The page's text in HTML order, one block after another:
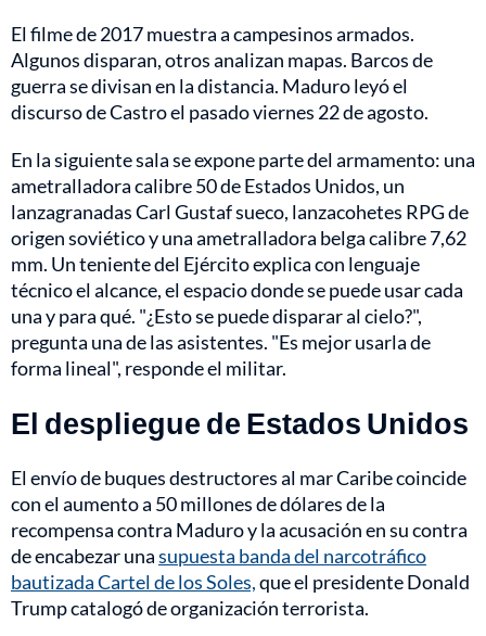
El filme de 2017 muestra a campesinos armados.
Algunos disparan, otros analizan mapas. Barcos de
guerra se divisan en la distancia. Maduro leyó el
discurso de Castro el pasado viernes 22 de agosto.
En la siguiente sala se expone parte del armamento: una
ametralladora calibre 50 de Estados Unidos, un
lanzagranadas Carl Gustaf sueco, lanzacohetes RPG de
origen soviético y una ametralladora belga calibre 7,62
mm. Un teniente del Ejército explica con lenguaje
técnico el alcance, el espacio donde se puede usar cada
una y para qué. "¿Esto se puede disparar al cielo?",
pregunta una de las asistentes. "Es mejor usarla de
forma lineal", responde el militar.
El despliegue de Estados Unidos
El envío de buques destructores al mar Caribe coincide
con el aumento a 50 millones de dólares de la
recompensa contra Maduro y la acusación en su contra
de encabezar unasupuesta banda del narcotráfico
bautizada Cartel de los Soles,que el presidente Donald
Trump catalogó de organización terrorista.